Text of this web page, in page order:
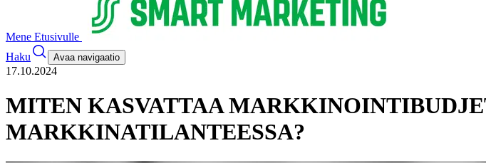
Mene Etusivulle
Haku
Avaa navigaatio
17.10.2024
MITEN KASVATTAA
MARKKINATILANTEESSA?